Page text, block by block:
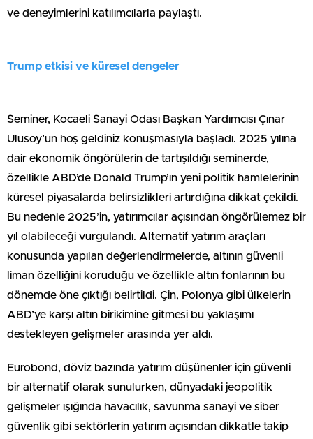
ve deneyimlerini katılımcılarla paylaştı.
Trump etkisi ve küresel dengeler
Seminer, Kocaeli Sanayi Odası Başkan Yardımcısı Çınar
Ulusoy’un hoş geldiniz konuşmasıyla başladı. 2025 yılına
dair ekonomik öngörülerin de tartışıldığı seminerde,
özellikle ABD’de Donald Trump’ın yeni politik hamlelerinin
küresel piyasalarda belirsizlikleri artırdığına dikkat çekildi.
Bu nedenle 2025’in, yatırımcılar açısından öngörülemez bir
yıl olabileceği vurgulandı. Alternatif yatırım araçları
konusunda yapılan değerlendirmelerde, altının güvenli
liman özelliğini koruduğu ve özellikle altın fonlarının bu
dönemde öne çıktığı belirtildi. Çin, Polonya gibi ülkelerin
ABD’ye karşı altın birikimine gitmesi bu yaklaşımı
destekleyen gelişmeler arasında yer aldı.
Eurobond, döviz bazında yatırım düşünenler için güvenli
bir alternatif olarak sunulurken, dünyadaki jeopolitik
gelişmeler ışığında havacılık, savunma sanayi ve siber
güvenlik gibi sektörlerin yatırım açısından dikkatle takip